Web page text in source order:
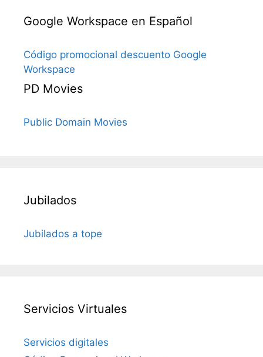
Google Workspace en Español
Código promocional descuento Google
Workspace
PD Movies
Public Domain Movies
Jubilados
Jubilados a tope
Servicios Virtuales
Servicios digitales